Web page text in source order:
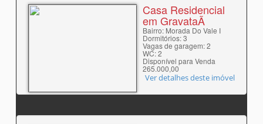
Casa Residencial
em GravataÃ­
Bairro: Morada Do Vale I
Dormitórios: 3
Vagas de garagem: 2
WC: 2
Disponível para Venda
265.000,00
Ver detalhes deste imóvel